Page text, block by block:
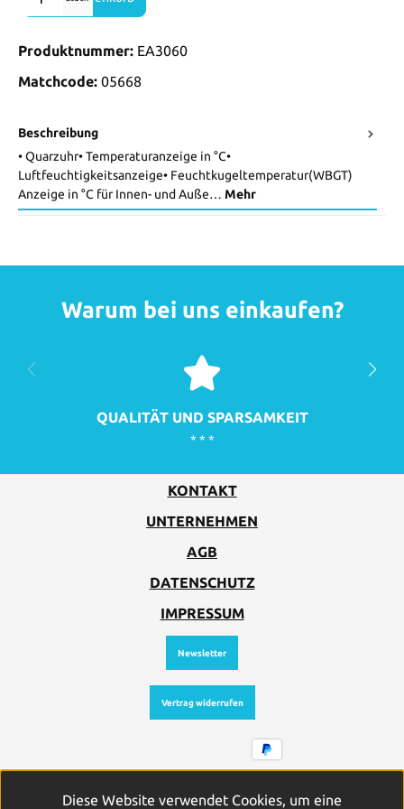
Produktnummer: EA3060
Matchcode: 05668
Beschreibung
• Quarzuhr• Temperaturanzeige in °C•
Luftfeuchtigkeitsanzeige• Feuchtkugeltemperatur(WBGT)
Anzeige in °C für Innen- und Auße… Mehr
Warum bei uns einkaufen?
QUALITÄT UND SPARSAMKEIT
* * *
KONTAKT
UNTERNEHMEN
AGB
DATENSCHUTZ
IMPRESSUM
Newsletter
Vertrag widerrufen
Alle Preise inkl. gesetzl. Mehrwertsteuer zzgl.
Diese Website verwendet Cookies, um eine